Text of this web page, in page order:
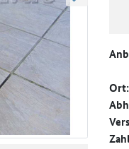
Ort: